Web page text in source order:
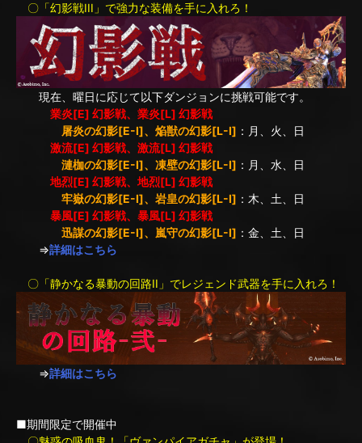
〇「幻影戦III」で強力な装備を手に入れろ！
現在、曜日に応じて以下ダンジョンに挑戦可能です。
業炎[E] 幻影戦、業炎[L] 幻影戦
屠炎の幻影[E-I]、焔獣の幻影[L-I] ：月、火、日
激流[E] 幻影戦、激流[L] 幻影戦
漣枷の幻影[E-I]、凍壁の幻影[L-I] ：月、水、日
地烈[E] 幻影戦、地烈[L] 幻影戦
牢嶽の幻影[E-I]、岩皇の幻影[L-I] ：木、土、日
暴風[E] 幻影戦、暴風[L] 幻影戦
迅謀の幻影[E-I]、嵐守の幻影[L-I] ：金、土、日
⇒詳細はこちら
〇「静かなる暴動の回路II」でレジェンド武器を手に入れろ！
⇒詳細はこちら
■期間限定で開催中